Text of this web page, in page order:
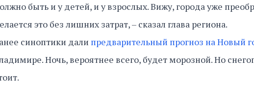
быть и у детей, и у взрослых. Вижу, города уже
это без лишних затрат, – сказал глава региона.
синоптики дали предварительный прогноз на Новый
Ночь, вероятнее всего, будет морозной. Но